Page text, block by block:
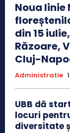
Noua linie
din 15
Răzoare,
Cluj-
Administratie
UBB dă
locuri
diversitate